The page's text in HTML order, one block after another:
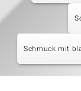
Schmuck mit